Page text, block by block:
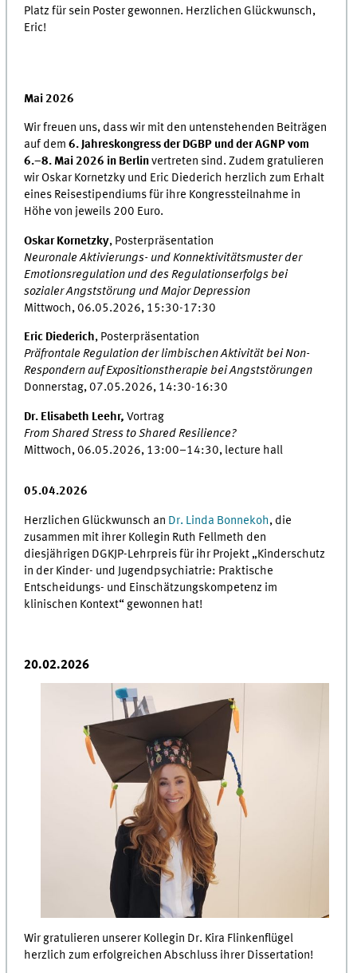
Platz für sein Poster gewonnen. Herzlichen Glückwunsch,
Eric!
Mai 2026
Wir freuen uns, dass wir mit den untenstehenden Beiträgen
auf dem6. Jahreskongress der DGBP und der AGNP vom
6.–8. Mai 2026 in Berlinvertreten sind. Zudem gratulieren
wir Oskar Kornetzky und Eric Diederich herzlich zum Erhalt
eines Reisestipendiums für ihre Kongressteilnahme in
Höhe von jeweils 200 Euro.
Oskar Kornetzky, Posterpräsentation
Neuronale Aktivierungs- und Konnektivitätsmuster der
Emotionsregulation und des Regulationserfolgs bei
sozialer Angststörung und Major Depression
Mittwoch, 06.05.2026, 15:30-17:30
Eric Diederich, Posterpräsentation
Präfrontale Regulation der limbischen Aktivität bei Non-
Respondern auf Expositionstherapie bei Angststörungen
Donnerstag, 07.05.2026, 14:30-16:30
Dr. Elisabeth Leehr, Vortrag
From Shared Stress to Shared Resilience?
Mittwoch, 06.05.2026, 13:00–14:30, lecture hall
05.04.2026
Herzlichen Glückwunsch an Dr. Linda Bonnekoh, die
zusammen mit ihrer Kollegin Ruth Fellmeth den
diesjährigen DGKJP-Lehrpreis für ihr Projekt „Kinderschutz
in der Kinder- und Jugendpsychiatrie: Praktische
Entscheidungs- und Einschätzungskompetenz im
klinischen Kontext“ gewonnen hat!
20.02.2026
Wir gratulieren unserer Kollegin Dr. Kira Flinkenflügel
herzlich zum erfolgreichen Abschluss ihrer Dissertation!